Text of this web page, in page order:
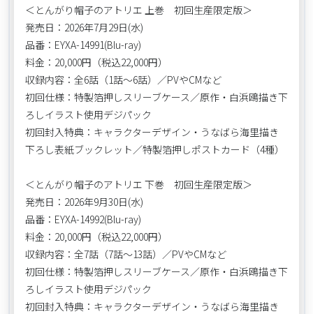
＜とんがり帽子のアトリエ 上巻 初回生産限定版＞
発売日：2026年7月29日(水)
品番：EYXA-14991(Blu-ray)
料金：20,000円（税込22,000円）
収録内容：全6話（1話〜6話）／PVやCMなど
初回仕様：特製箔押しスリーブケース／原作・白浜鴎描き下
ろしイラスト使用デジパック
初回封入特典：キャラクターデザイン・うなばら海里描き
下ろし表紙ブックレット／特製箔押しポストカード（4種）
＜とんがり帽子のアトリエ 下巻 初回生産限定版＞
発売日：2026年9月30日(水)
品番：EYXA-14992(Blu-ray)
料金：20,000円（税込22,000円）
収録内容：全7話（7話〜13話）／PVやCMなど
初回仕様：特製箔押しスリーブケース／原作・白浜鴎描き下
ろしイラスト使用デジパック
初回封入特典：キャラクターデザイン・うなばら海里描き